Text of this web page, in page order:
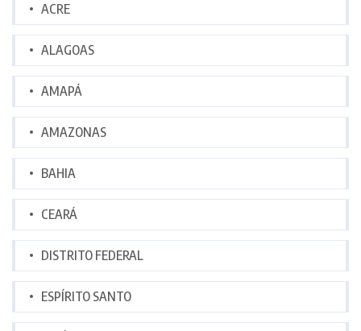
ACRE
ALAGOAS
AMAPÁ
AMAZONAS
BAHIA
CEARÁ
DISTRITO FEDERAL
ESPÍRITO SANTO